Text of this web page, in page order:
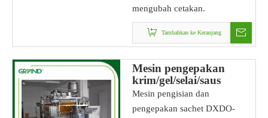
mengubah cetakan.
Tambahkan ke Keranjang
Mesin pengepakan
krim/gel/selai/saus
tomat/tempel sachet
Mesin pengisian dan
pengepakan sachet DXDO-